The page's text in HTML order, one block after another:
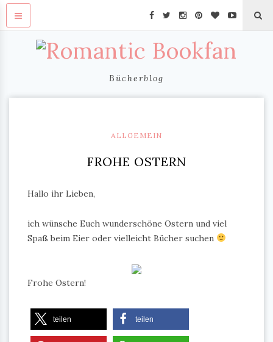
Bücherblog
ALLGEMEIN
FROHE OSTERN
Hallo ihr Lieben,
ich wünsche Euch wunderschöne Ostern und viel
Spaß beim Eier oder vielleicht Bücher suchen
Frohe Ostern!
teilen teilen